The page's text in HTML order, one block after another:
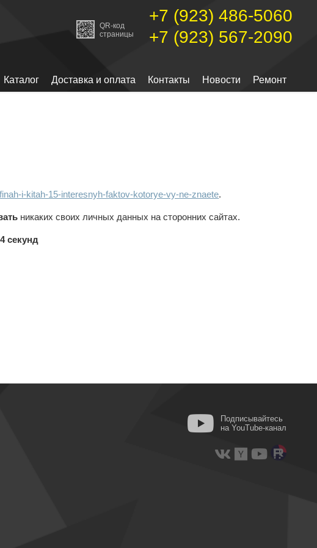
QR-код
страницы
+7 (923) 486-5060
+7 (923) 567-2090
Каталог Доставка и оплата Контакты Новости Ремонт
i-kitah-15-interesnyh-faktov-kotorye-vy-ne-znaete.
никаких своих личных данных на сторонних сайтах.
4секунд
Подписывайтесь
на YouTube-канал